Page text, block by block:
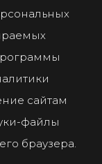
сайтам
файлы
браузера.